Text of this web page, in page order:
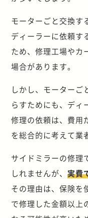
モーターごと交換す
ディーラーに依頼す
ため、修理工場やカ
場合があります。
しかし、モーターご
らすためにも、ディ
修理の依頼は、費用
を総合的に考えて業
サイドミラーの修理
しれませんが、実費
その理由は、保険を
で修理した金額以上